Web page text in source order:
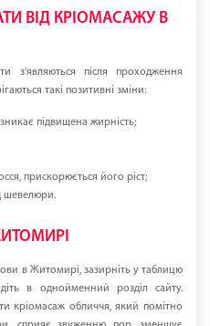
ВІД КРІОМАСАЖУ В
з'являються після проходження
такі позитивні зміни:
підвищена жирність;
прискорюється його ріст;
шевелюри.
в Житомирі, зазирніть у таблицю
в однойменний розділ сайту.
кріомасаж обличчя, який помітно